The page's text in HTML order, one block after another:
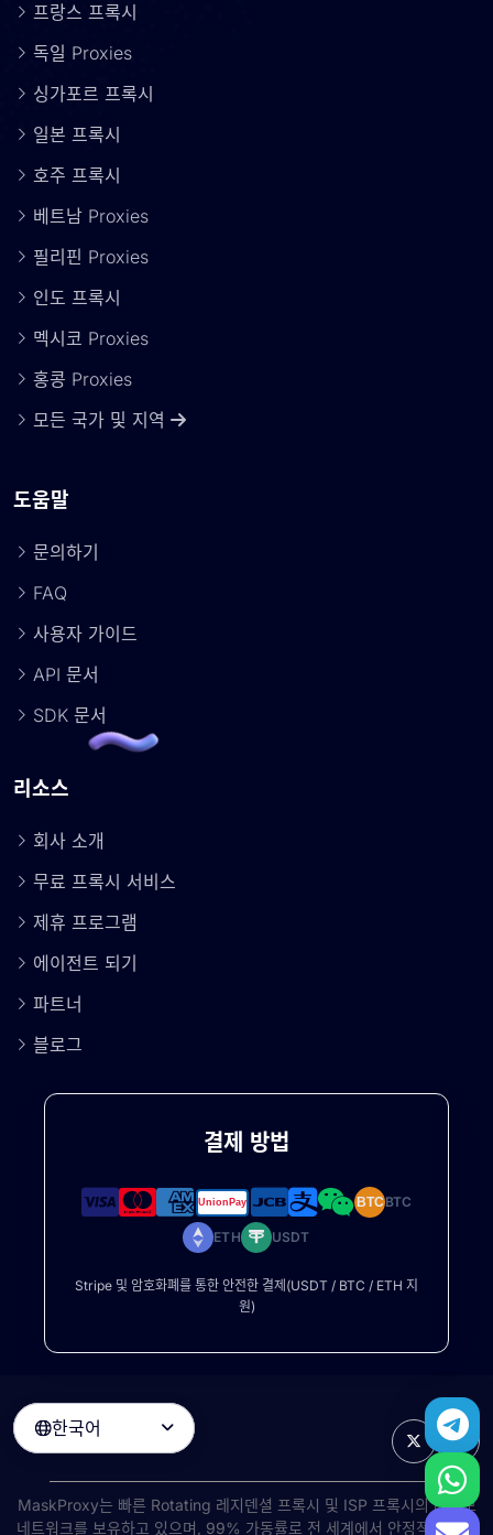
프랑스 프록시
독일 Proxies
싱가포르 프록시
일본 프록시
호주 프록시
베트남 Proxies
필리핀 Proxies
인도 프록시
멕시코 Proxies
홍콩 Proxies
모든 국가 및 지역
도움말
문의하기
FAQ
사용자 가이드
API 문서
SDK 문서
리소스
회사 소개
무료 프록시 서비스
제휴 프로그램
에이전트 되기
파트너
블로그
결제 방법
BTCBTC
ETH USDT
Stripe 및 암호화폐를 통한 안전한 결제(USDT / BTC / ETH 지
원)
한국어 
MaskProxy는 빠른 Rotating 레지덴셜 프록시 및 ISP 프록시의 대규모
네트워크를 보유하고 있으며, 99% 가동률로 전 세계에서 안정적인 고속